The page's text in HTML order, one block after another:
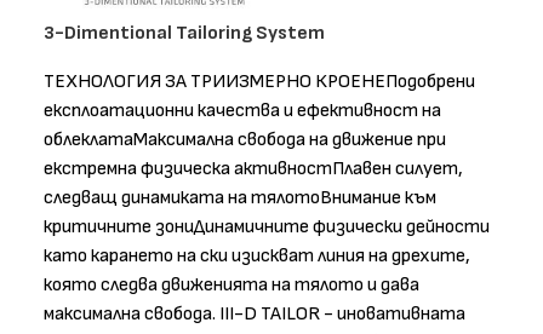
3-Dimentional Tailoring System
ТЕХНОЛОГИЯ ЗА ТРИИЗМЕРНО КРОЕНЕПодобрени
експлоатационни качества и ефективност на
облеклатаМаксимална свобода на движение при
екстремна физическа активностПлавен силует,
следващ динамиката на тялотоВнимание към
критичните зониДинамичните физически дейности
като карането на ски изискват линия на дрехите,
която следва движенията на тялото и дава
максимална свобода. III-D TAILOR - иновативната